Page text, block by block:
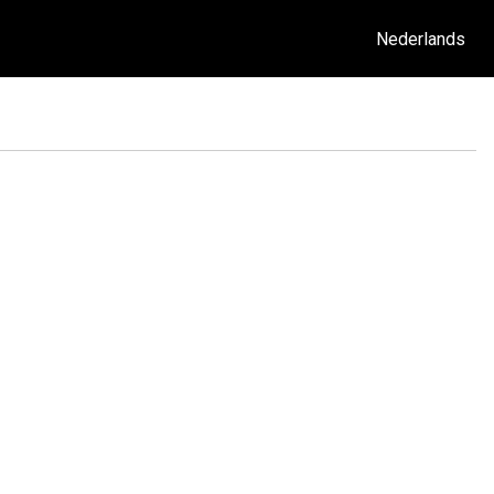
Nederlands